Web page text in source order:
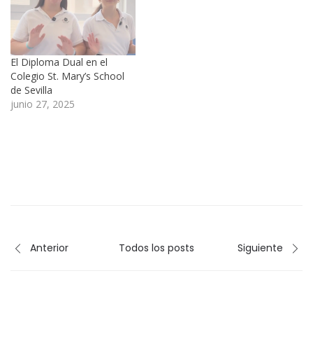
El Diploma Dual en el
Colegio St. Mary’s School
de Sevilla
junio 27, 2025
Anterior Todos los posts Siguiente